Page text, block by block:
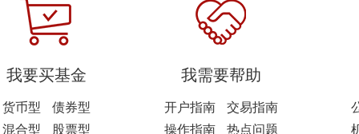
我要买基金
货币型
债券型
混合型
股票型
我需要帮助
开户指南
交易指南
操作指南
热点问题